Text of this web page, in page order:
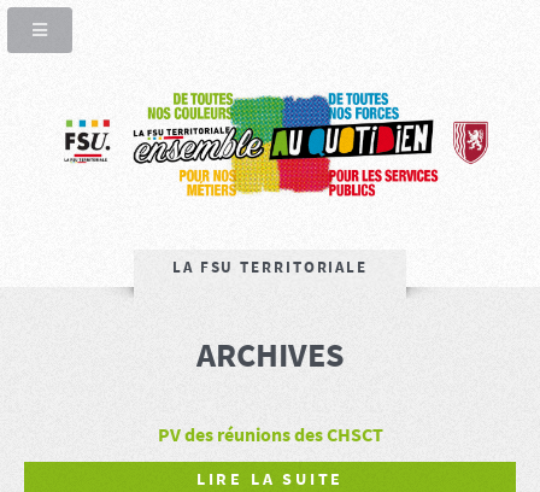
LA FSU TERRITORIALE
ARCHIVES
PV des réunions des CHSCT
LIRE LA SUITE